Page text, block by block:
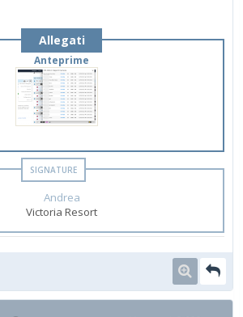
Allegati
Anteprime
Andrea
Victoria Resort